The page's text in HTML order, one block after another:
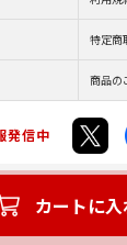
カートに入
特定商
商品の
発信中